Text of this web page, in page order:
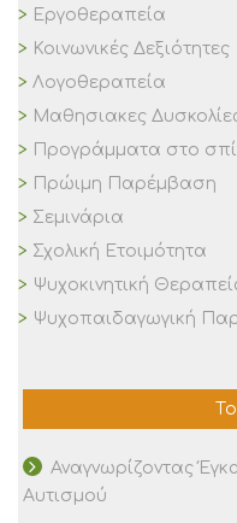
Εργοθεραπεία
Κοινωνικές Δεξιότητες
Λογοθεραπεία
Μαθησιακες
Προγράμματα στο
Πρώιμη Παρέμβαση
Σεμινάρια
Σχολική Ετοιμότητα
Ψυχοκινητική
Ψυχοπαιδαγωγική
Αναγνωρίζοντας
Αυτισμού